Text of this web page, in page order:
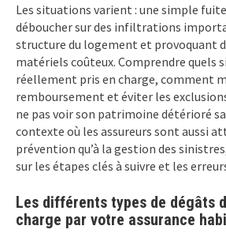
Les situations varient : une simple
déboucher sur des infiltrations
structure du logement et provoquant
matériels coûteux. Comprendre quels
réellement pris en charge, comment
remboursement et éviter les
ne pas voir son patrimoine détérioré
contexte où les assureurs sont aussi
prévention qu’à la gestion des
sur les étapes clés à suivre et les
Les différents types de dégâts
charge par votre assurance